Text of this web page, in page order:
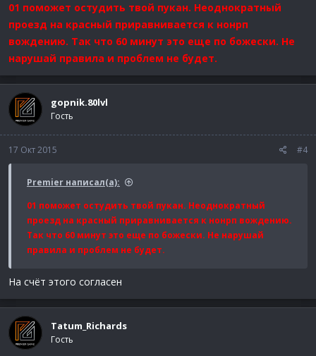
01 поможет остудить твой пукан. Неоднократный
проезд на красный приравнивается к нонрп
вождению. Так что 60 минут это еще по божески. Не
нарушай правила и проблем не будет.
gopnik.80lvl
Гость
17 Окт 2015 #4
Premier написал(а):
01 поможет остудить твой пукан. Неоднократный
проезд на красный приравнивается к нонрп вождению.
Так что 60 минут это еще по божески. Не нарушай
правила и проблем не будет.
На счёт этого согласен
Tatum_Richards
Гость